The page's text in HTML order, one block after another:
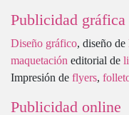
Publicidad gráfica
Diseño gráfico, diseño de
maquetación editorial de
Impresión de flyers,
Publicidad online